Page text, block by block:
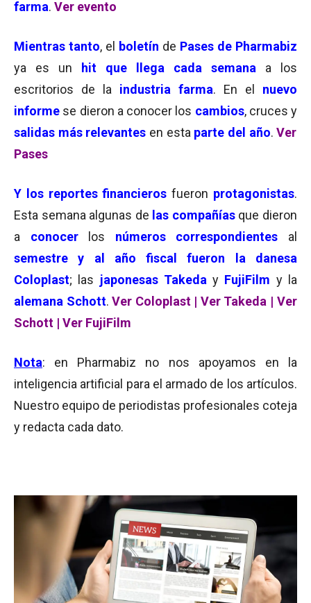
farma. Ver evento
Mientras tanto, el boletín de Pases de Pharmabiz
ya es un
hit que llega cada semana a los
escritorios de la industria farma. En el nuevo
informe se dieron a conocer los cambios, cruces y
salidas más relevantes en esta parte del año.Ver
Pases
Y los reportes financierosfueron protagonistas.
Esta semana algunas de las compañías que dieron
a conocer los números correspondientes al
semestre y al año fiscal fueron la danesa
Coloplast; las japonesas Takeda y FujiFilm y la
alemana Schott.Ver Coloplast | Ver Takeda | Ver
Schott | Ver FujiFilm
Nota: en Pharmabiz no nos apoyamos en la
inteligencia artificial para el armado de los artículos.
Nuestro equipo de periodistas profesionales coteja
y redacta cada dato.